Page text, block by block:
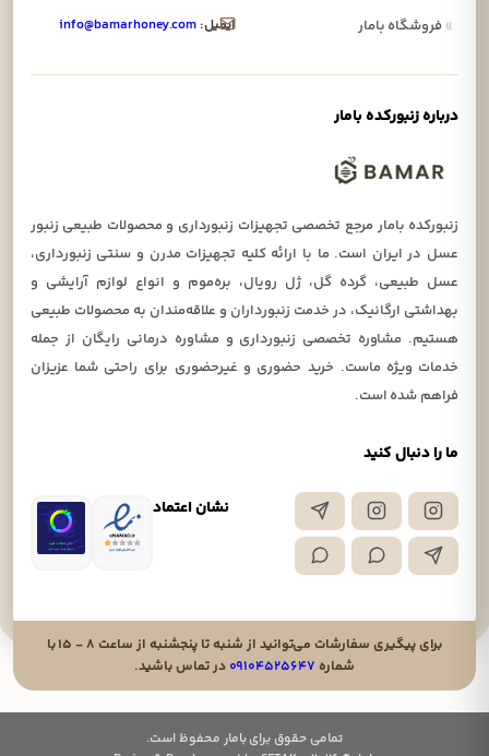
ما را دنبال کنید
نشان اعتماد
»فروشگاه بامار
ایمیل: info@bamarhoney.com
درباره زنبورکده بامار
زنبورکده بامار مرجع تخصصی تجهیزات زنبورداری و محصولات طبیعی زنبور
عسل در ایران است. ما با ارائه کلیه تجهیزات مدرن و سنتی زنبورداری،
عسل طبیعی، گرده گل، ژل رویال، بره‌موم و انواع لوازم آرایشی و
بهداشتی ارگانیک، در خدمت زنبورداران و علاقه‌مندان به محصولات طبیعی
هستیم. مشاوره تخصصی زنبورداری و مشاوره درمانی رایگان از جمله
خدمات ویژه ماست. خرید حضوری و غیرحضوری برای راحتی شما عزیزان
فراهم شده است.
برای پیگیری سفارشات می‌توانید از شنبه تا پنجشنبه از ساعت ۸ - ۱۵ با
شماره ۰۹۱۰۴۵۲۵۶۴۷در تماس باشید.
تمامی حقوق برای بامار محفوظ است.